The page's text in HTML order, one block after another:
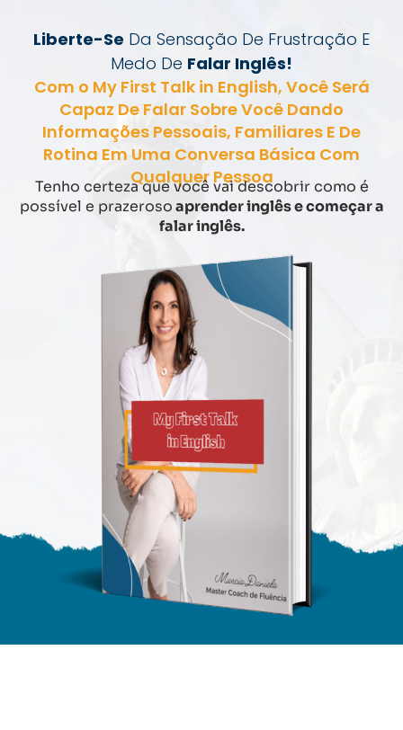
Liberte-Se Da Sensação De Frustração E
Medo De Falar Inglês!
Com o My First Talk in English, Você Será
Capaz De Falar Sobre Você Dando
Informações Pessoais, Familiares E De
Rotina Em Uma Conversa Básica Com
Qualquer Pessoa
Tenho certeza que você vai descobrir como é
possível e prazerosoaprender inglês e começar a
falar inglês.